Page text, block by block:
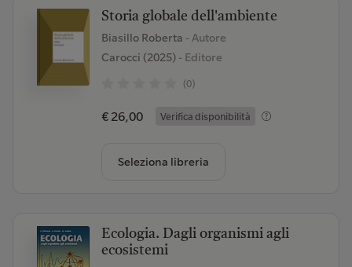
Storia globale dell'ambiente
Biasillo Roberta - Autore
Carocci (2025)- Editore
(0)
€ 26,00 Verifica disponibilità
Seleziona libreria
Ecologia. Dagli organismi agli
ecosistemi